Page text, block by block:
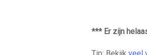
*** Er zijn